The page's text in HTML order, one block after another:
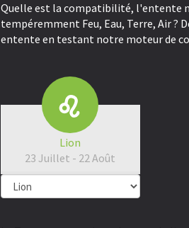
Quelle est la compatibilité, l'entente
tempéremment Feu, Eau, Terre, Air ?
entente en testant notre moteur de
Lion
23 Juillet - 22 Août